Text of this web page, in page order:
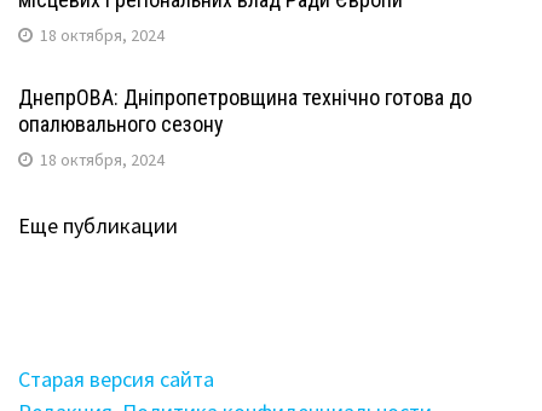
18 октября, 2024
ДнепрОВА: Дніпропетровщина технічно готова до
опалювального сезону
18 октября, 2024
Еще публикации
Старая версия сайта